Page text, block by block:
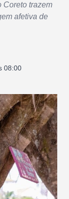
Coreto trazem
afetiva de
08:00